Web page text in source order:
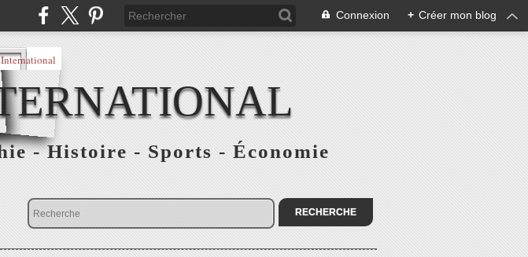
Connexion + Créer mon blog
- Histoire - Sports - Économie